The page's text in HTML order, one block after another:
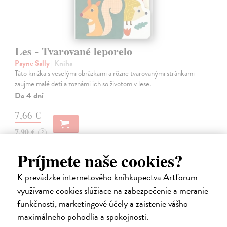
Príjmete naše cookies?
K prevádzke internetového kníhkupectva Artforum
využívame cookies slúžiace na zabezpečenie a meranie
funkčnosti, marketingové účely a zaistenie vášho
maximálneho pohodlia a spokojnosti.
Les - Tvarované leporelo
Payne Sally| Kniha
Táto knižka s veselými obrázkami a rôzne tvarovanými stránkami
zaujme malé deti a zoznámi ich so životom v lese.
Do 4 dní
7,66 €
7,90 € ?